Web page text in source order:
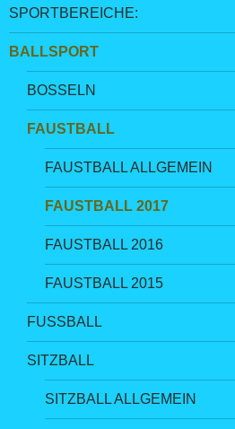
SPORTBEREICHE:
BALLSPORT
BOSSELN
FAUSTBALL
FAUSTBALL ALLGEMEIN
FAUSTBALL 2017
FAUSTBALL 2016
FAUSTBALL 2015
FUSSBALL
SITZBALL
SITZBALL ALLGEMEIN